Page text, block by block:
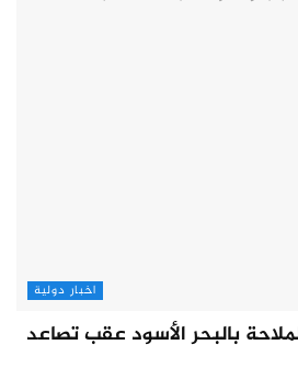
اخبار دولية
بالبحر الأسود عقب تصاعد